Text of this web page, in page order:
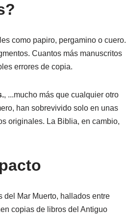
como papiro, pergamino o cuero.
Cuantos más manuscritos
errores de copia.
, ...mucho más que cualquier otro
han sobrevivido solo en unas
originales. La Biblia, en cambio,
Mar Muerto, hallados entre
copias de libros del Antiguo